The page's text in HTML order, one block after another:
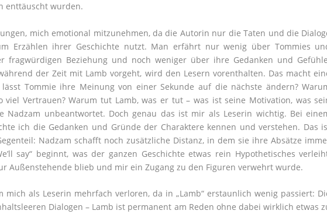
enttäuscht wurden.
mich emotional mitzunehmen, da die Autorin nur die Taten und die
Erzählen ihrer Geschichte nutzt. Man erfährt nur wenig über Tommies
fragwürdigen Beziehung und noch weniger über ihre Gedanken und
der Zeit mit Lamb vorgeht, wird den Lesern vorenthalten. Das macht
Tommie ihre Meinung von einer Sekunde auf die nächste ändern?
viel Vertrauen? Warum tut Lamb, was er tut – was ist seine Motivation, was
Nadzam unbeantwortet. Doch genau das ist mir als Leserin wichtig. Bei
ich die Gedanken und Gründe der Charaktere kennen und verstehen. Das
Nadzam schafft noch zusätzliche Distanz, in dem sie ihre Absätze
say“ beginnt, was der ganzen Geschichte etwas rein Hypothetisches
Außenstehende blieb und mir ein Zugang zu den Figuren verwehrt wurde.
mich als Leserin mehrfach verloren, da in „Lamb“ erstaunlich wenig passiert:
Dialogen – Lamb ist permanent am Reden ohne dabei wirklich etwas